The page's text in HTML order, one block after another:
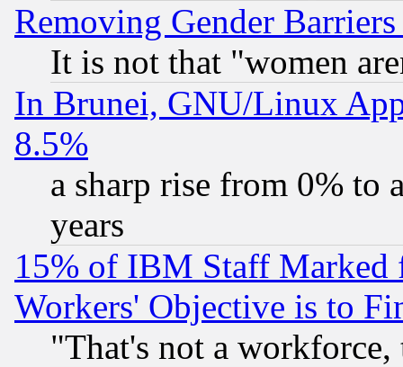
Removing Gender
It is not that "women
In Brunei, GNU/Linux
8.5%
a sharp rise from 0% to
years
15% of IBM Staff
Workers' Objective is to
"That's not a